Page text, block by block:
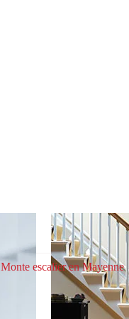
Monte escalier en Mayenne